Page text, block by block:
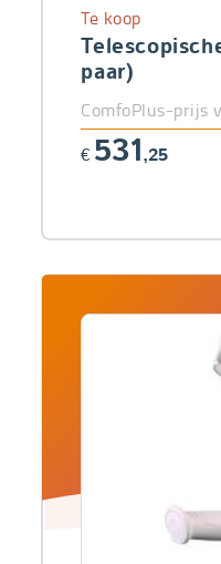
paar)
Te koop
ComfoPlus-prijs
€ 531,25